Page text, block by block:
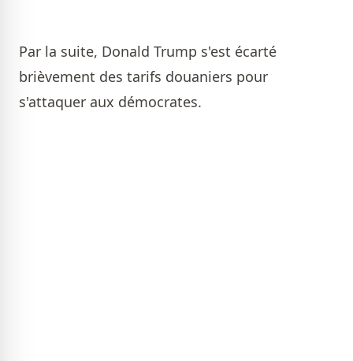
Par la suite, Donald Trump s'est écarté
brièvement des tarifs douaniers pour
s'attaquer aux démocrates.